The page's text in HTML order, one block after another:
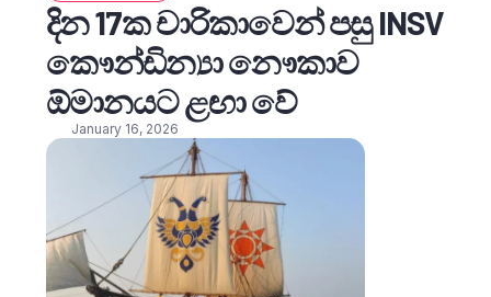
දින 17ක චාරිකාවෙන් පසු INSV
කෞන්ඩින්‍යා නෞකාව
ඕමානයට ළඟා වේ
January 16, 2026